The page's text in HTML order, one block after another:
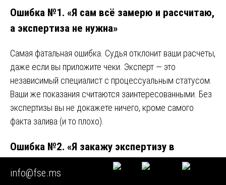
Ошибка №1. «Я сам всё замерю и рассчитаю,
а экспертиза не нужна»
Самая фатальная ошибка. Судья отклонит ваши расчеты,
даже если вы приложите чеки. Эксперт — это
независимый специалист с процессуальным статусом.
Ваши же показания считаются заинтересованными. Без
экспертизы вы не докажете ничего, кроме самого
факта залива (и то плохо).
Ошибка №2. «Я закажу экспертизу в
компании, которую посоветовал сосед/жэк/
знакомый сантехник»
info@fse.ms